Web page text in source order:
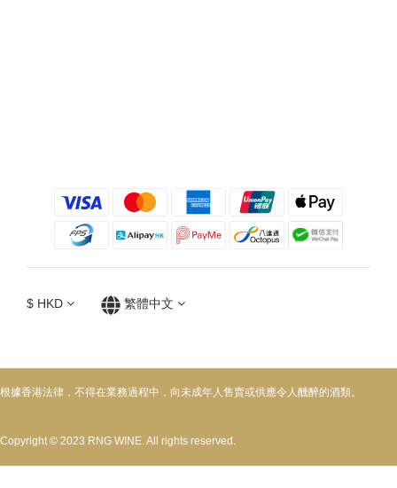
$ HKD 繁體中文
根據香港法律，不得在業務過程中，向未成年人售賣或供應令人醺醉的酒類。
Copyright © 2023 RNG WINE. All rights reserved.